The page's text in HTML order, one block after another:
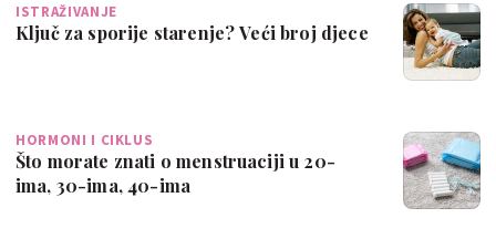
ISTRAŽIVANJE
Ključ za sporije starenje? Veći broj djece
HORMONI I CIKLUS
Što morate znati o menstruaciji u 20-
ima, 30-ima, 40-ima